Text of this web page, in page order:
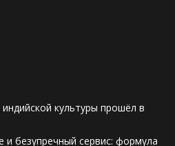
культуры прошёл в
и безупречный сервис: формула